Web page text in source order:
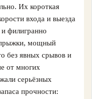
Их короткая
входа и выезда
и филигранно
мощный
без явных срывов и
от многих
серьёзных
прочности: